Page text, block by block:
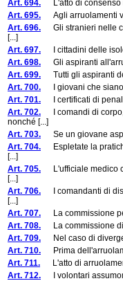
Art. 694. L'atto di consenso
Art. 695. Agli arruolamenti
Art. 696. Gli stranieri nelle
[...]
Art. 697. I cittadini delle
Art. 698. Gli aspiranti
Art. 699. Tutti gli aspiranti
Art. 700. I giovani che siano
Art. 701. I certificati di
Art. 702. I comandi di corpo,
nonché [...]
Art. 703. Se un giovane
Art. 704. Espletate la
[...]
Art. 705. L'ufficiale medico
[...]
Art. 706. I comandanti di
[...]
Art. 707. La commissione
Art. 708. La commissione di
Art. 709. Nel caso di
Art. 710. Prima
Art. 711. L'atto di
Art. 712. I volontari